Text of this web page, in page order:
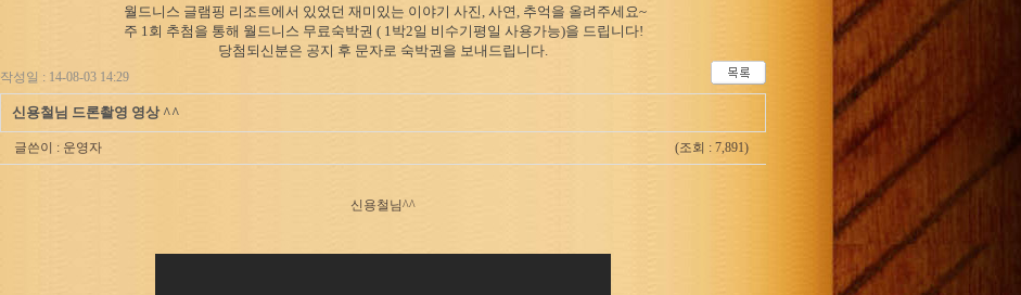
월드니스 글램핑 리조트에서 있었던 재미있는 이야기 사진, 사연, 추억을 올려주세요~
주 1회 추첨을 통해 월드니스 무료숙박권 ( 1박2일 비수기평일 사용가능)을 드립니다!
당첨되신분은 공지 후 문자로 숙박권을 보내드립니다.
작성일 : 14-08-03 14:29
신용철님 드론촬영 영상 ^^
글쓴이 : 운영자 (조회 : 7,891)
신용철님^^